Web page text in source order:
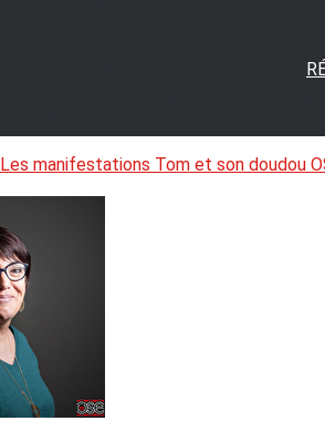
Les manifestations Tom et son doudou